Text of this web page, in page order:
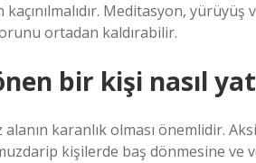
Meditasyon,
ortadan kaldırabilir.
bir kişi nasıl
karanlık olması önemlidir.
kişilerde baş dönmesine ve